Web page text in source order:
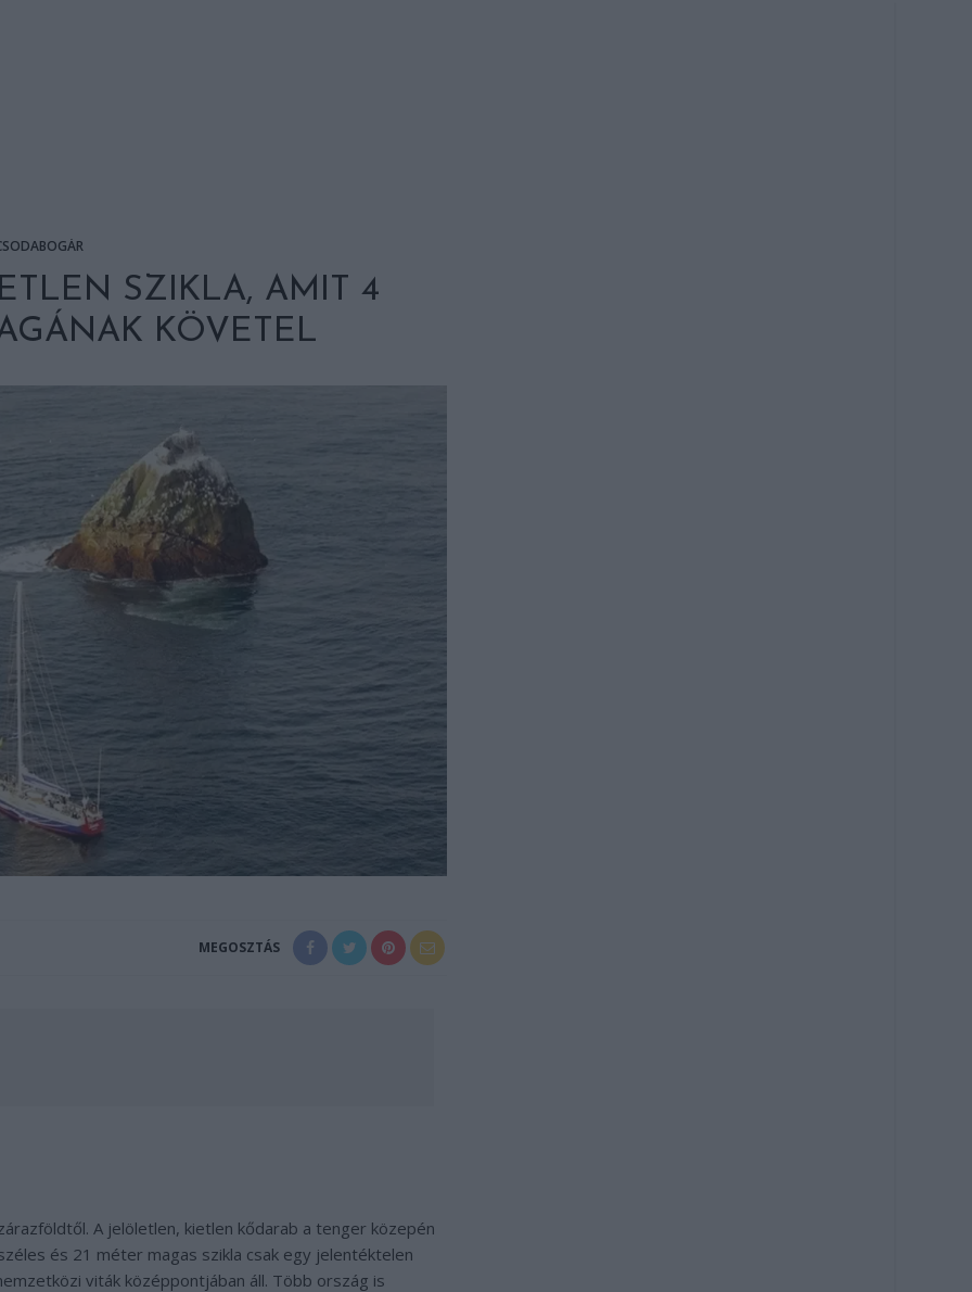
SZIKLA, AMIT 4
KÖVETEL
MEGOSZTÁS
A jelöletlen, kietlen kődarab a tenger közepén
és 21 méter magas szikla csak egy jelentéktelen
viták középpontjában áll. Több ország is